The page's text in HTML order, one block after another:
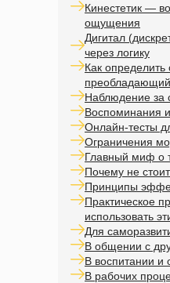
Кинестетик —
ощущения
Дигитал
через логику
Как определить
Наблюдение за
Воспоминания
Онлайн-тесты
Ограничения
Главный миф о
Почему не
Принципы
Практическое
использовать
Для
В общении с
В воспитании и
В рабочих